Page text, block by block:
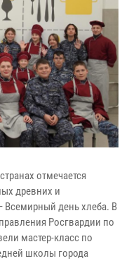
отмечается
древних и
Всемирный день хлеба. В
Росгвардии по
мастер-класс по
школы города